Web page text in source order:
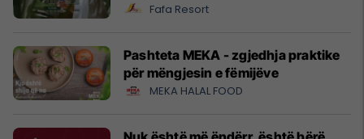
Fafa Resort
Pashteta MEKA - zgjedhja praktike
për mëngjesin e fëmijëve
MEKA HALAL FOOD